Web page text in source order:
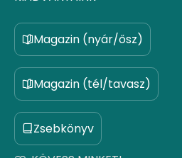
Magazin (nyár/ősz)
Magazin (tél/tavasz)
Zsebkönyv